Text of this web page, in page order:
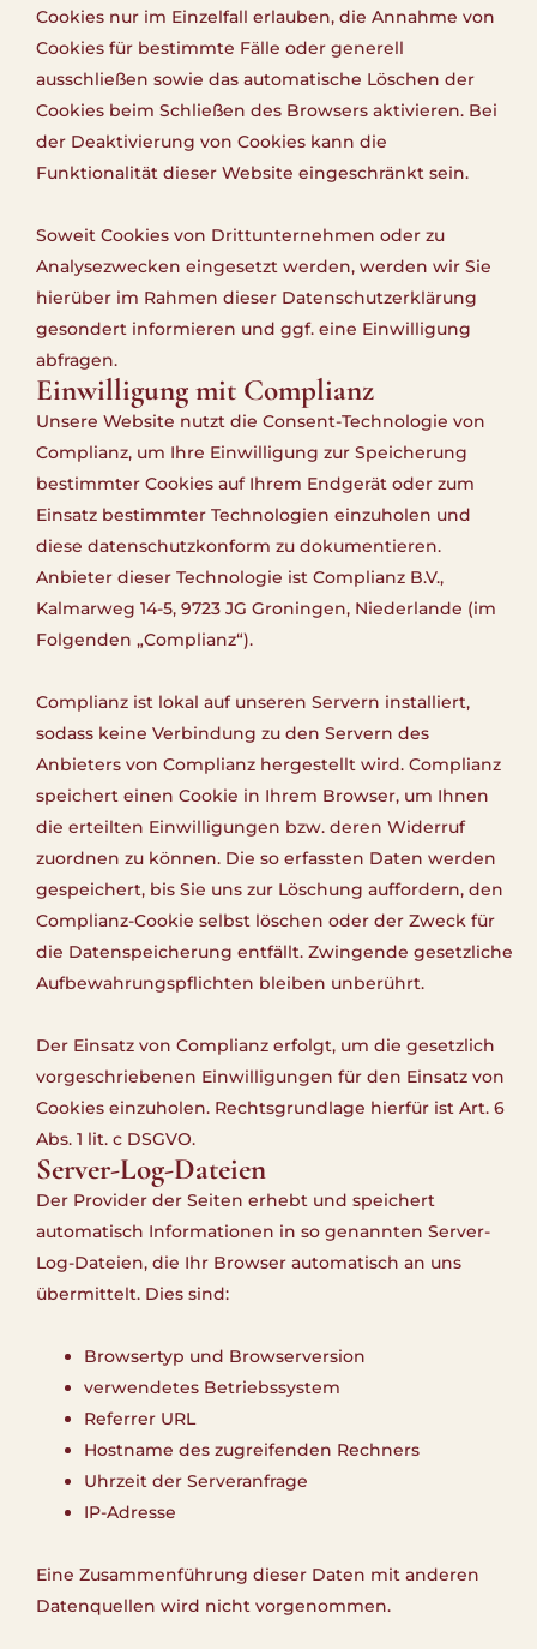
Cookies nur im Einzelfall erlauben, die Annahme von
Cookies für bestimmte Fälle oder generell
ausschließen sowie das automatische Löschen der
Cookies beim Schließen des Browsers aktivieren. Bei
der Deaktivierung von Cookies kann die
Funktionalität dieser Website eingeschränkt sein.
Soweit Cookies von Drittunternehmen oder zu
Analysezwecken eingesetzt werden, werden wir Sie
hierüber im Rahmen dieser Datenschutzerklärung
gesondert informieren und ggf. eine Einwilligung
abfragen.
Einwilligung mit Complianz
Unsere Website nutzt die Consent-Technologie von
Complianz, um Ihre Einwilligung zur Speicherung
bestimmter Cookies auf Ihrem Endgerät oder zum
Einsatz bestimmter Technologien einzuholen und
diese datenschutzkonform zu dokumentieren.
Anbieter dieser Technologie ist Complianz B.V.,
Kalmarweg 14-5, 9723 JG Groningen, Niederlande (im
Folgenden „Complianz“).
Complianz ist lokal auf unseren Servern installiert,
sodass keine Verbindung zu den Servern des
Anbieters von Complianz hergestellt wird. Complianz
speichert einen Cookie in Ihrem Browser, um Ihnen
die erteilten Einwilligungen bzw. deren Widerruf
zuordnen zu können. Die so erfassten Daten werden
gespeichert, bis Sie uns zur Löschung auffordern, den
Complianz-Cookie selbst löschen oder der Zweck für
die Datenspeicherung entfällt. Zwingende gesetzliche
Aufbewahrungspflichten bleiben unberührt.
Der Einsatz von Complianz erfolgt, um die gesetzlich
vorgeschriebenen Einwilligungen für den Einsatz von
Cookies einzuholen. Rechtsgrundlage hierfür ist Art. 6
Abs. 1 lit. c DSGVO.
Server-Log-Dateien
Der Provider der Seiten erhebt und speichert
automatisch Informationen in so genannten Server-
Log-Dateien, die Ihr Browser automatisch an uns
übermittelt. Dies sind:
Browsertyp und Browserversion
verwendetes Betriebssystem
Referrer URL
Hostname des zugreifenden Rechners
Uhrzeit der Serveranfrage
IP-Adresse
Eine Zusammenführung dieser Daten mit anderen
Datenquellen wird nicht vorgenommen.